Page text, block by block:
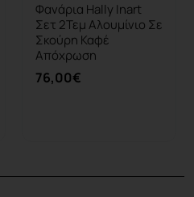
Φανάρια Hally Inart
Σετ 2Τεμ Αλουμίνιο Σε
Σκούρη Καφέ
Απόχρωση
76,00€